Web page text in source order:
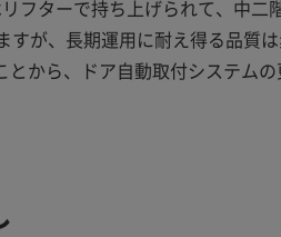
ターで持ち上げられて、中二
が、長期運用に耐え得る品質
から、ドア自動取付システム